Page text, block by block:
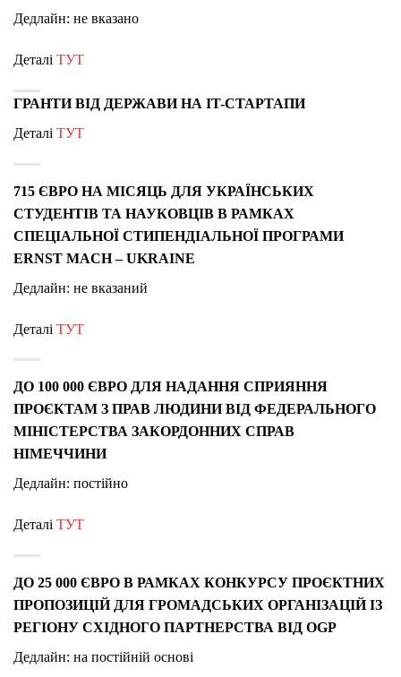
Дедлайн: не вказано
Деталі ТУТ
ГРАНТИ ВІД ДЕРЖАВИ НА IT-СТАРТАПИ
Деталі ТУТ
715 ЄВРО НА МІСЯЦЬ ДЛЯ УКРАЇНСЬКИХ
СТУДЕНТІВ ТА НАУКОВЦІВ В РАМКАХ
СПЕЦІАЛЬНОЇ СТИПЕНДІАЛЬНОЇ ПРОГРАМИ
ERNST MACH – UKRAINE
Дедлайн: не вказаний
Деталі ТУТ
ДО 100 000 ЄВРО ДЛЯ НАДАННЯ СПРИЯННЯ
ПРОЄКТАМ З ПРАВ ЛЮДИНИ ВІД ФЕДЕРАЛЬНОГО
МІНІСТЕРСТВА ЗАКОРДОННИХ СПРАВ
НІМЕЧЧИНИ
Дедлайн: постійно
Деталі ТУТ
ДО 25 000 ЄВРО В РАМКАХ КОНКУРСУ ПРОЄКТНИХ
ПРОПОЗИЦІЙ ДЛЯ ГРОМАДСЬКИХ ОРГАНІЗАЦІЙ ІЗ
РЕГІОНУ СХІДНОГО ПАРТНЕРСТВА ВІД OGP
Дедлайн: на постійній основі